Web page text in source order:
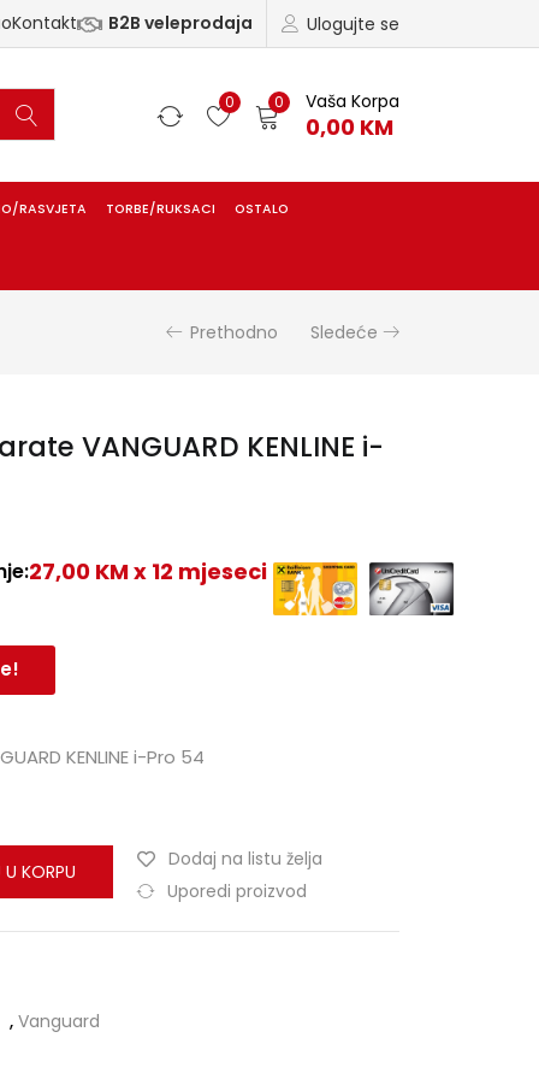
Ulogujte se
Kontakt B2B veleprodaja
0 0 Vaša Korpa
0,00 KM
RASVJETA TORBE/RUKSACI OSTALO
Prethodno Sledeće
VANGUARD KENLINE i-
27,00 KM x 12 mjeseci
KENLINE i-Pro 54
KORPU
Dodaj na listu želja
Uporedi proizvod
, Vanguard